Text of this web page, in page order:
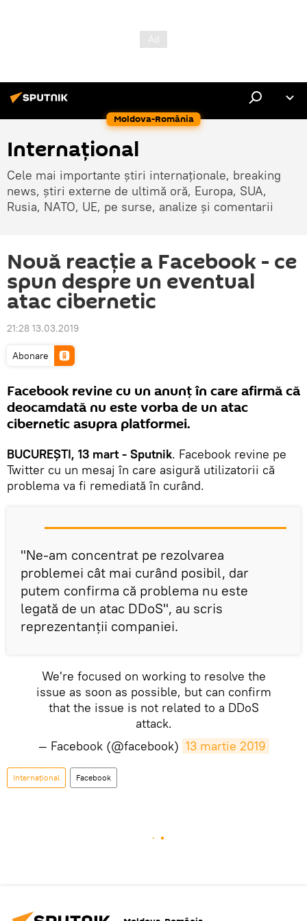
Moldova-România
Internaţional
Cele mai importante știri internaționale, breaking
news, știri externe de ultimă oră, Europa, SUA,
Rusia, NATO, UE, pe surse, analize și comentarii
Nouă reacție a Facebook - ce
spun despre un eventual
atac cibernetic
21:28 13.03.2019
Abonare
Facebook revine cu un anunț în care afirmă că
deocamdată nu este vorba de un atac
cibernetic asupra platformei.
BUCUREȘTI, 13 mart - Sputnik. Facebook revine pe
Twitter cu un mesaj în care asigură utilizatorii că
problema va fi remediată în curând.
"Ne-am concentrat pe rezolvarea
problemei cât mai curând posibil, dar
putem confirma că problema nu este
legată de un atac DDoS", au scris
reprezentanții companiei.
We're focused on working to resolve the
issue as soon as possible, but can confirm
that the issue is not related to a DDoS
attack.
— Facebook (@facebook) 13 martie 2019
Internaţional Facebook